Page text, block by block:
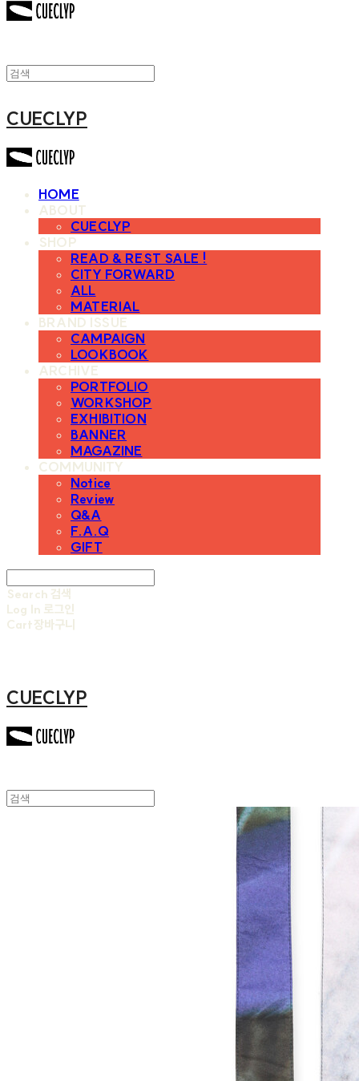
CUECLYP
HOME
ABOUT
CUECLYP
SHOP
READ & REST SALE !
CITY FORWARD
ALL
MATERIAL
BRAND ISSUE
CAMPAIGN
LOOKBOOK
ARCHIVE
PORTFOLIO
WORKSHOP
EXHIBITION
BANNER
MAGAZINE
COMMUNITY
Notice
Review
Q&A
F.A.Q
GIFT
Search 검색
Log In 로그인
Cart장바구니
CUECLYP